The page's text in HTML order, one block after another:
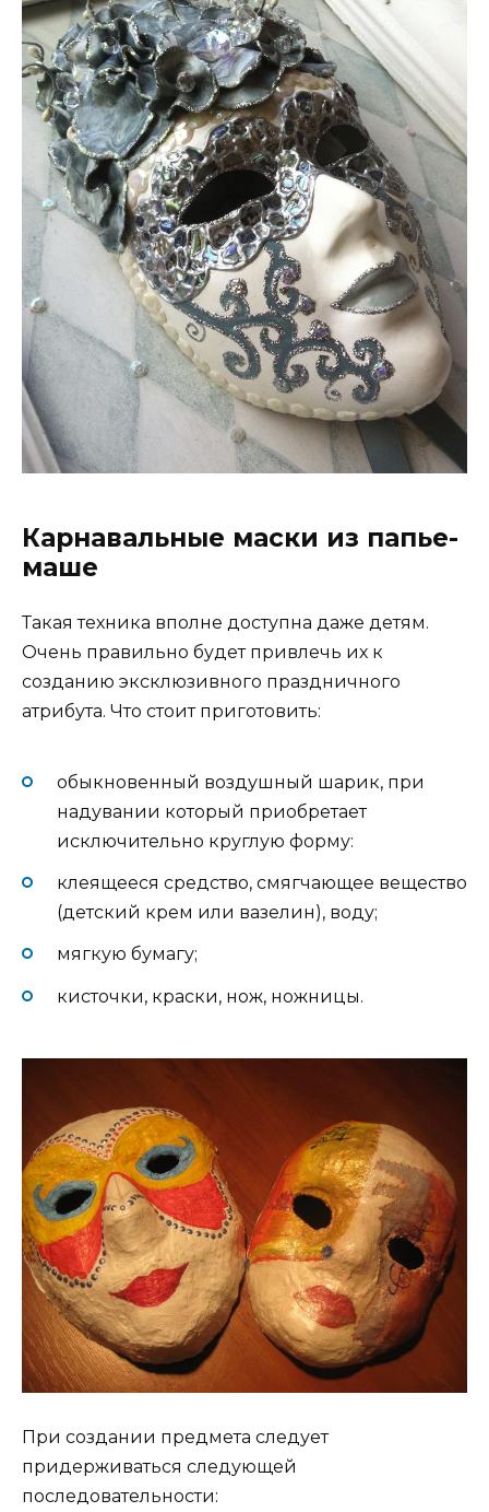
Карнавальные маски из папье-
маше
Такая техника вполне доступна даже детям.
Очень правильно будет привлечь их к
созданию эксклюзивного праздничного
атрибута. Что стоит приготовить:
обыкновенный воздушный шарик, при
надувании который приобретает
исключительно круглую форму:
клеящееся средство, смягчающее вещество
(детский крем или вазелин), воду;
мягкую бумагу;
кисточки, краски, нож, ножницы.
При создании предмета следует
придерживаться следующей
последовательности: